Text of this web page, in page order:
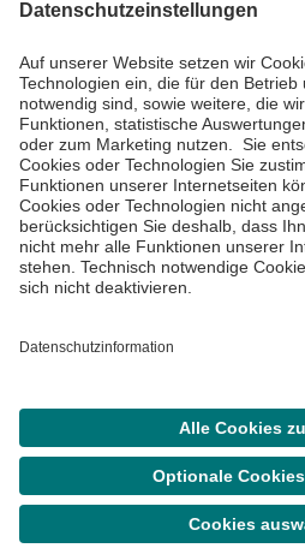
SucheTermin
Impressum
Datenschutzinformationen
Barrierefreiheit
©Asklepios Kliniken GmbH &